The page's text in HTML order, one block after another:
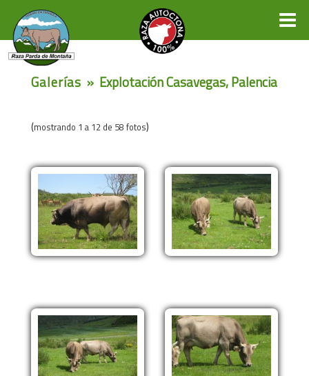
Galerías » Explotación Casavegas, Palencia
(mostrando 1 a 12 de 58 fotos)